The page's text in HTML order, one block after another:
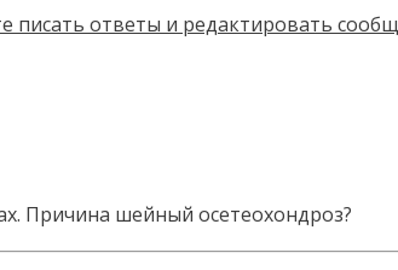
Причина шейный осетеохондроз?